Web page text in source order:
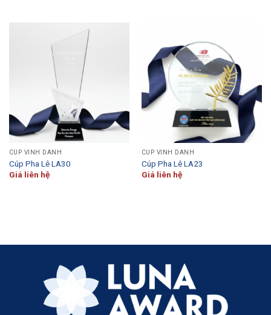
CÚP VINH DANH
Cúp Pha Lê LA30
Giá liên hệ
CÚP VINH DANH
Cúp Pha Lê LA23
Giá liên hệ